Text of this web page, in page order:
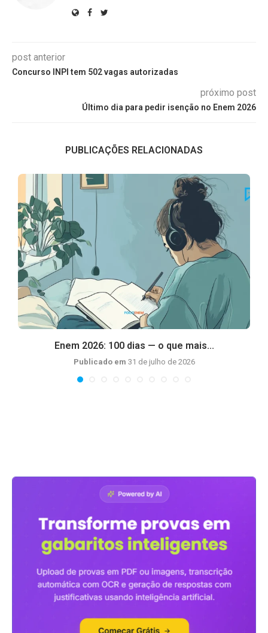
post anterior
Concurso INPI tem 502 vagas autorizadas
próximo post
Último dia para pedir isenção no Enem 2026
PUBLICAÇÕES RELACIONADAS
Enem 2026: 100 dias — o que mais...
Publicado em 31 de julho de 2026